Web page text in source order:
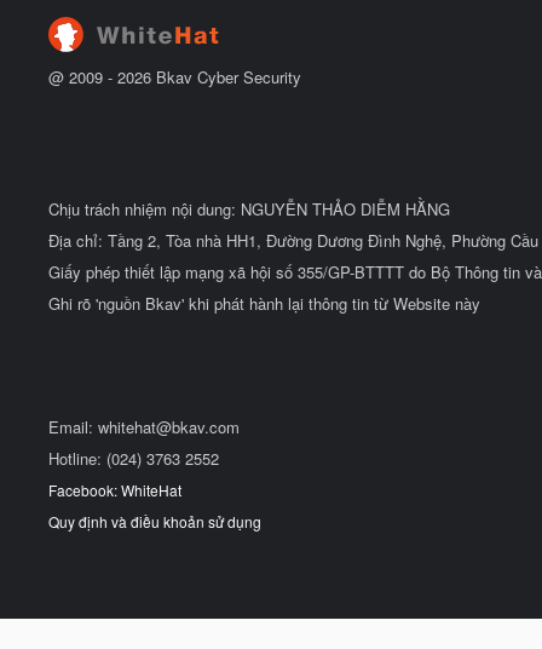
@ 2009 - 2026 Bkav Cyber Security
Chịu trách nhiệm nội dung: NGUYỄN THẢO DIỄM HẰNG
Địa chỉ: Tầng 2, Tòa nhà HH1, Đường Dương Đình Nghệ, Phường
Giấy phép thiết lập mạng xã hội số 355/GP-BTTTT do Bộ Thông tin
Ghi rõ 'nguồn Bkav' khi phát hành lại thông tin từ Website này
Email: whitehat@bkav.com
Hotline: (024) 3763 2552
Facebook: WhiteHat
Quy định và điều khoản sử dụng